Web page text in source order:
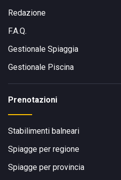
Redazione
F.A.Q.
Gestionale Spiaggia
Gestionale Piscina
Prenotazioni
Stabilimenti balneari
Spiagge per regione
Spiagge per provincia